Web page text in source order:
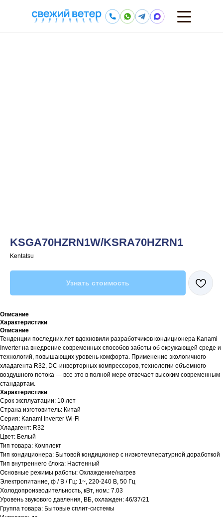
KSGA70HZRN1W/KSRA70HZRN1
Kentatsu
Узнать стоимость
Описание
Характеристики
Описание
Тенденции последних лет вдохновили разработчиков кондиционера Kanami
Inverter на внедрение современных способов заботы об окружающей среде и
технологий, повышающих уровень комфорта. Применение экологичного
хладагента R32, DC-инверторных компрессоров, технологии объемного
воздушного потока — все это в полной мере отвечает высоким современным
стандартам.
Характеристики
Срок эксплуатации: 10 лет
Страна изготовитель: Китай
Серия: Kanami Inverter Wi-Fi
Хладагент: R32
Цвет: Белый
Тип товара: Комплект
Тип кондиционера: Бытовой кондиционер с низкотемпературной доработкой
Тип внутреннего блока: Настенный
Основные режимы работы: Охлаждение/нагрев
Электропитание, ф / В / Гц: 1~, 220-240 В, 50 Гц
Холодопроизводительность, кВт, ном.: 7.03
Уровень звукового давления, ВБ, охлажден: 46/37/21
Группа товара: Бытовые сплит-системы